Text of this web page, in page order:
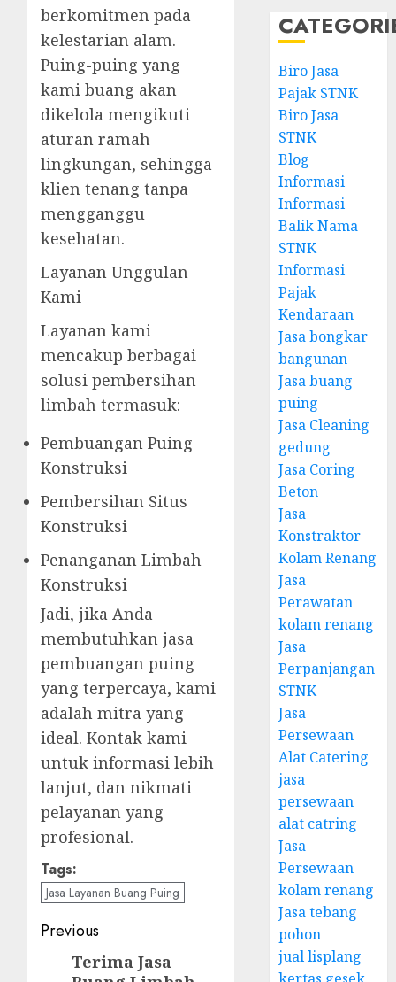
berkomitmen pada
kelestarian alam.
Puing-puing yang
kami buang akan
dikelola mengikuti
aturan ramah
lingkungan, sehingga
klien tenang tanpa
mengganggu
kesehatan.
Layanan Unggulan
Kami
Layanan kami
mencakup berbagai
solusi pembersihan
limbah termasuk:
Pembuangan Puing
Konstruksi
Pembersihan Situs
Konstruksi
Penanganan Limbah
Konstruksi
Jadi, jika Anda
membutuhkan jasa
pembuangan puing
yang terpercaya, kami
adalah mitra yang
ideal. Kontak kami
untuk informasi lebih
lanjut, dan nikmati
pelayanan yang
profesional.
Tags:
Jasa Layanan Buang Puing
Post
navigation
Previous
Previous
Terima Jasa
Biro Jasa
Pajak STNK
Biro Jasa
STNK
Blog
Informasi
Informasi
Balik Nama
STNK
Informasi
Pajak
Kendaraan
Jasa bongkar
bangunan
Jasa buang
puing
Jasa Cleaning
gedung
Jasa Coring
Beton
Jasa
Konstraktor
Kolam Renang
Jasa
Perawatan
kolam renang
Jasa
Perpanjangan
STNK
Jasa
Persewaan
Alat Catering
jasa
persewaan
alat catring
Jasa
Persewaan
kolam renang
Jasa tebang
pohon
jual lisplang